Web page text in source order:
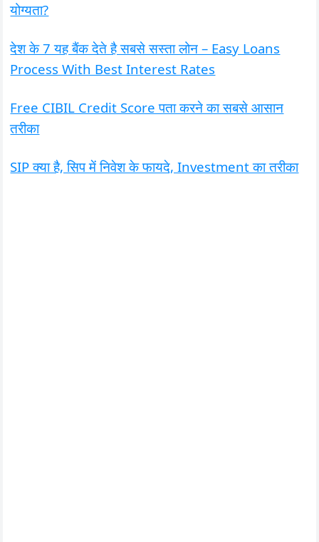
योग्यता?
देश के 7 यह बैंक देते है सबसे सस्ता लोन – Easy Loans
Process With Best Interest Rates
Free CIBIL Credit Score पता करने का सबसे आसान
तरीका
SIP क्या है, सिप में निवेश के फायदे, Investment का तरीका